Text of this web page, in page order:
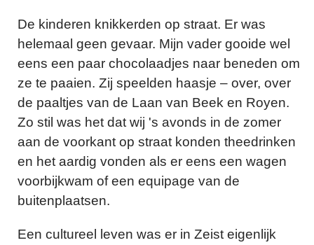
De kinderen knikkerden op straat. Er was
helemaal geen gevaar. Mijn vader gooide wel
eens een paar chocolaadjes naar beneden om
ze te paaien. Zij speelden haasje – over, over
de paaltjes van de Laan van Beek en Royen.
Zo stil was het dat wij 's avonds in de zomer
aan de voorkant op straat konden theedrinken
en het aardig vonden als er eens een wagen
voorbijkwam of een equipage van de
buitenplaatsen.
Een cultureel leven was er in Zeist eigenlijk